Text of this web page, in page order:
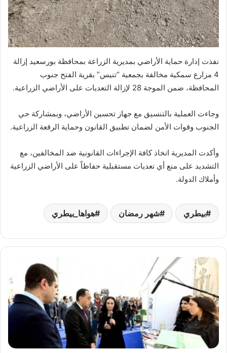
نفذت إدارة حماية الأراضي بمديرية الزراعة بمحافظة بورسعيد إزالة
4 مزارع سمكية مخالفة بجمعية “تنيس” بقرية الفتح جنوب
المحافظة، ضمن الموجة 28 لإزالة التعديات على الأراضي الزراعية.
وجاءت العملية بالتنسيق مع جهاز تحسين الأراضي، وبمشاركة حي
الجنوب وقوات الأمن لضمان تطبيق القانون وحماية الرقعة الزراعية.
وأكدت المديرية اتخاذ كافة الإجراءات القانونية ضد المخالفين، مع
التشديد على منع أي تعديات مستقبلية حفاظاً على الأراضي الزراعية
وأملاك الدولة.
بيطري شهر رمضان هواها_بيطري
رئيس
الوزراء
يطلق
المبادرة
الرئاسية
"أبواب
الخير"
لدعم
الأسر